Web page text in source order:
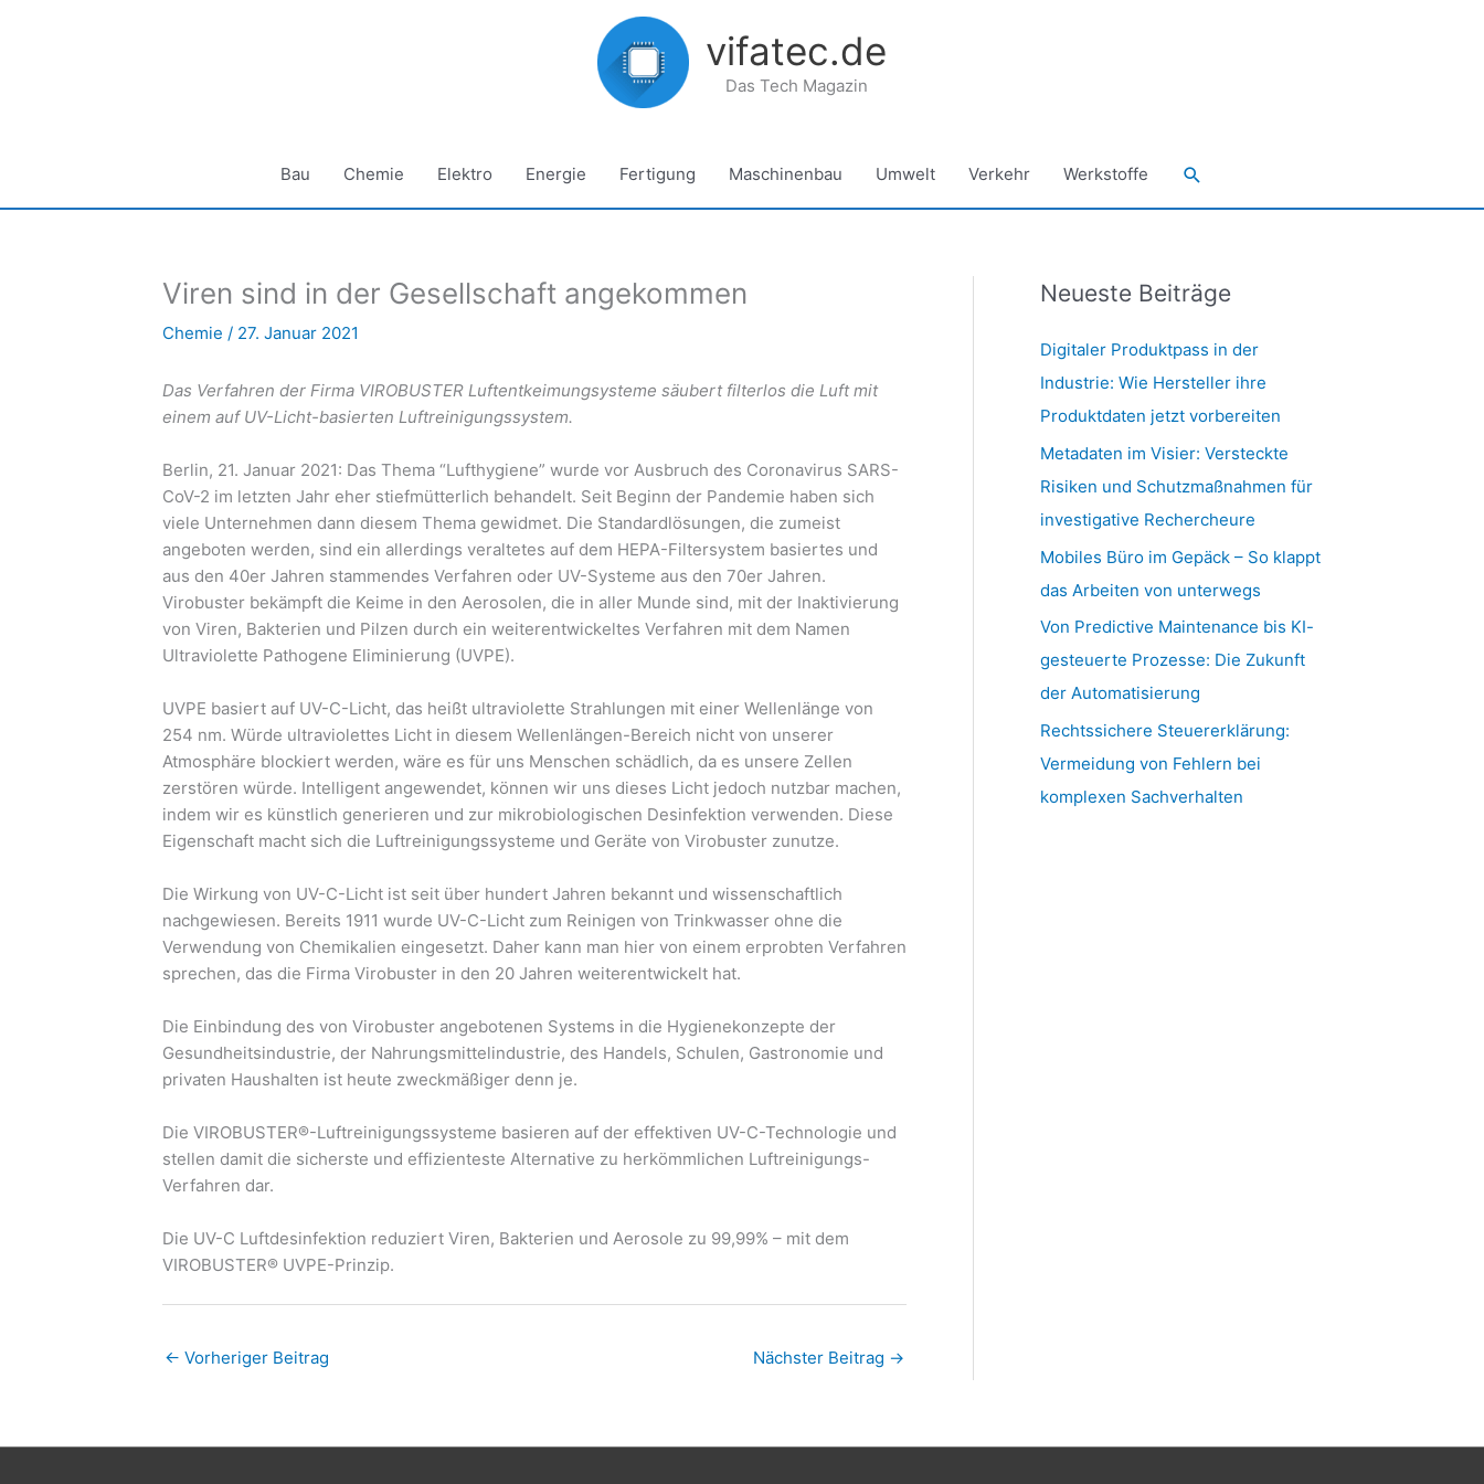
vifatec.de
Das Tech Magazin
Bau Chemie Elektro Energie Fertigung Maschinenbau Umwelt Verkehr Werkstoffe Suchen
Viren sind in der Gesellschaft angekommen
Chemie / 27. Januar 2021
Das Verfahren der Firma VIROBUSTER Luftentkeimungsysteme säubert filterlos die Luft mit
einem auf UV-Licht-basierten Luftreinigungssystem.
Berlin, 21. Januar 2021: Das Thema “Lufthygiene” wurde vor Ausbruch des Coronavirus SARS-
CoV-2 im letzten Jahr eher stiefmütterlich behandelt. Seit Beginn der Pandemie haben sich
viele Unternehmen dann diesem Thema gewidmet. Die Standardlösungen, die zumeist
angeboten werden, sind ein allerdings veraltetes auf dem HEPA-Filtersystem basiertes und
aus den 40er Jahren stammendes Verfahren oder UV-Systeme aus den 70er Jahren.
Virobuster bekämpft die Keime in den Aerosolen, die in aller Munde sind, mit der Inaktivierung
von Viren, Bakterien und Pilzen durch ein weiterentwickeltes Verfahren mit dem Namen
Ultraviolette Pathogene Eliminierung (UVPE).
UVPE basiert auf UV-C-Licht, das heißt ultraviolette Strahlungen mit einer Wellenlänge von
254 nm. Würde ultraviolettes Licht in diesem Wellenlängen-Bereich nicht von unserer
Atmosphäre blockiert werden, wäre es für uns Menschen schädlich, da es unsere Zellen
zerstören würde. Intelligent angewendet, können wir uns dieses Licht jedoch nutzbar machen,
indem wir es künstlich generieren und zur mikrobiologischen Desinfektion verwenden. Diese
Eigenschaft macht sich die Luftreinigungssysteme und Geräte von Virobuster zunutze.
Die Wirkung von UV-C-Licht ist seit über hundert Jahren bekannt und wissenschaftlich
nachgewiesen. Bereits 1911 wurde UV-C-Licht zum Reinigen von Trinkwasser ohne die
Verwendung von Chemikalien eingesetzt. Daher kann man hier von einem erprobten Verfahren
sprechen, das die Firma Virobuster in den 20 Jahren weiterentwickelt hat.
Die Einbindung des von Virobuster angebotenen Systems in die Hygienekonzepte der
Gesundheitsindustrie, der Nahrungsmittelindustrie, des Handels, Schulen, Gastronomie und
privaten Haushalten ist heute zweckmäßiger denn je.
Die VIROBUSTER®-Luftreinigungssysteme basieren auf der effektiven UV-C-Technologie und
stellen damit die sicherste und effizienteste Alternative zu herkömmlichen Luftreinigungs-
Verfahren dar.
Die UV-C Luftdesinfektion reduziert Viren, Bakterien und Aerosole zu 99,99% – mit dem
VIROBUSTER® UVPE-Prinzip.
← Vorheriger Beitrag Nächster Beitrag →
Neueste Beiträge
Digitaler Produktpass in der
Industrie: Wie Hersteller ihre
Produktdaten jetzt vorbereiten
Metadaten im Visier: Versteckte
Risiken und Schutzmaßnahmen für
investigative Rechercheure
Mobiles Büro im Gepäck – So klappt
das Arbeiten von unterwegs
Von Predictive Maintenance bis KI-
gesteuerte Prozesse: Die Zukunft
der Automatisierung
Rechtssichere Steuererklärung:
Vermeidung von Fehlern bei
komplexen Sachverhalten